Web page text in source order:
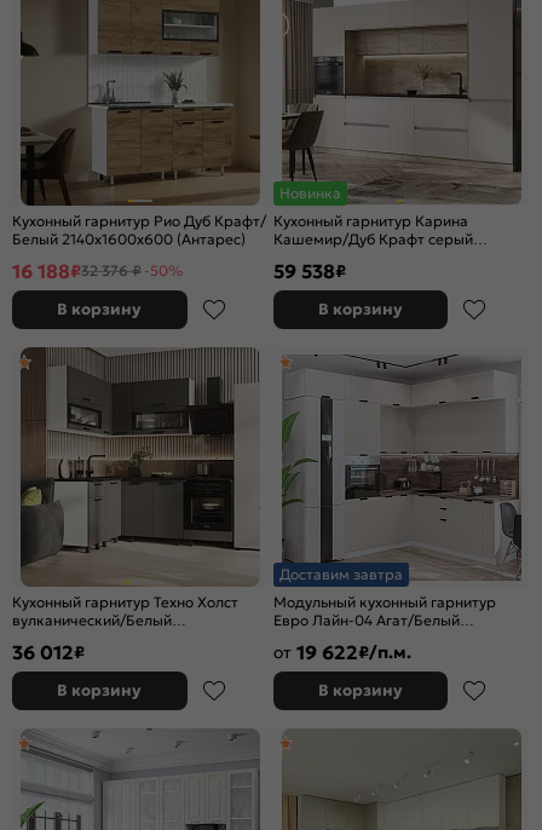
Кухонный гарнитур Рио Дуб Крафт/
Белый 2140x1600x600 (Антарес)
16 188₽32 376 ₽ -50%
В корзину
Новинка
Кухонный гарнитур Карина
Кашемир/Дуб Крафт серый
59 538₽
В корзину
Кухонный гарнитур Техно Холст
вулканический/Белый
темный)
36 012₽
В корзину
Доставим завтра
Модульный кухонный гарнитур
Евро Лайн-04 Агат/Белый
от 19 622₽/п.м.
В корзину